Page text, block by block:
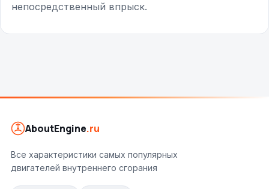
непосредственный впрыск.
AboutEngine.ru
Все характеристики самых популярных
двигателей внутреннего сгорания